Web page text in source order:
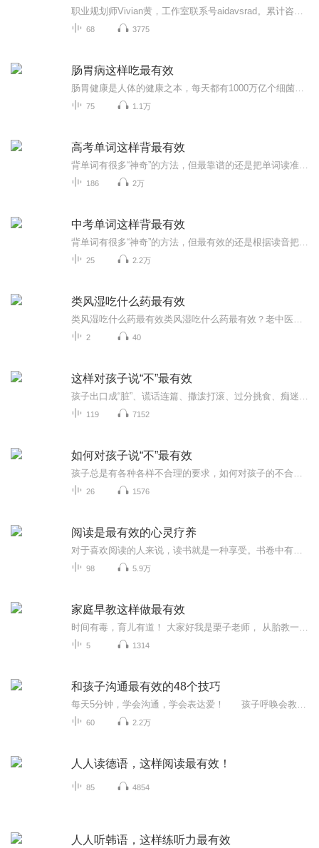
68 3775
肠胃病这样吃最有效
75 1.1万
高考单词这样背最有效
186 2万
中考单词这样背最有效
25 2.2万
类风湿吃什么药最有效
2 40
这样对孩子说“不”最有效
119 7152
如何对孩子说“不”最有效
26 1576
阅读是最有效的心灵疗养
98 5.9万
家庭早教这样做最有效
5 1314
和孩子沟通最有效的48个技巧
60 2.2万
人人读德语，这样阅读最有效！
85 4854
人人听韩语，这样练听力最有效